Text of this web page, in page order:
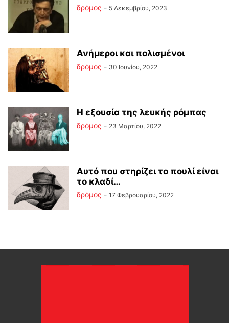
δρόμος - 5 Δεκεμβρίου, 2023
Ανήμεροι και πολισμένοι
δρόμος - 30 Ιουνίου, 2022
Η εξουσία της λευκής ρόμπας
δρόμος - 23 Μαρτίου, 2022
Αυτό που στηρίζει το πουλί είναι
το κλαδί…
δρόμος - 17 Φεβρουαρίου, 2022